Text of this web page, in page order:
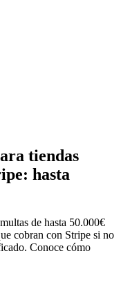
tiendas
hasta
de hasta 50.000€
cobran con Stripe si no
Conoce cómo